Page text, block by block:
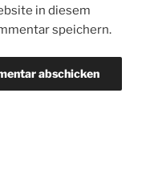
in diesem
speichern.